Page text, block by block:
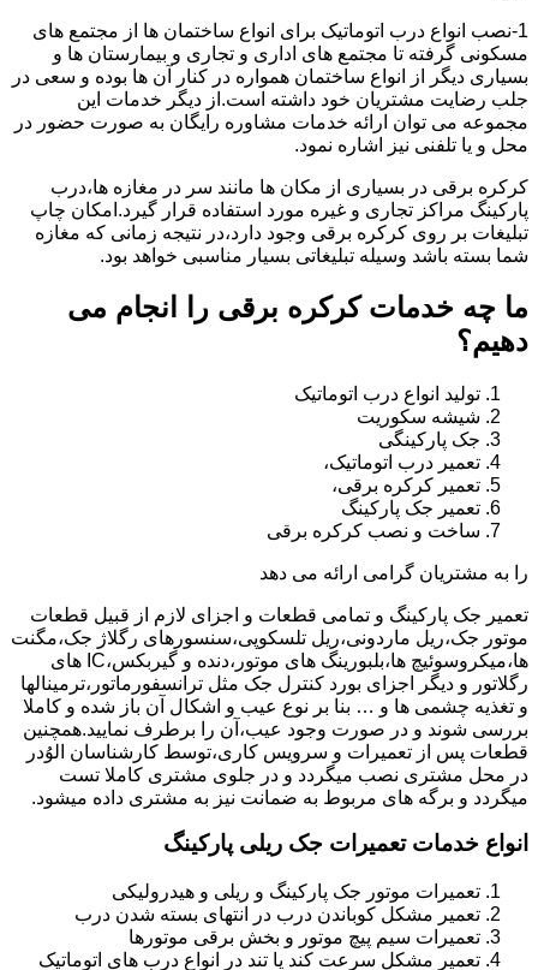
1-نصب انواع درب اتوماتیک برای انواع ساختمان ها از مجتمع های
مسکونی گرفته تا مجتمع های اداری و تجاری و بیمارستان ها و
بسیاری دیگر از انواع ساختمان همواره در کنار آن ها بوده و سعی در
جلب رضایت مشتریان خود داشته است.از دیگر خدمات این
مجموعه می توان ارائه خدمات مشاوره رایگان به صورت حضور در
محل و یا تلفنی نیز اشاره نمود.
کرکره برقی در بسیاری از مکان ها مانند سر در مغازه ها،درب
پارکینگ مراکز تجاری و غیره مورد استفاده قرار گیرد.امکان چاپ
تبلیغات بر روی کرکره برقی وجود دارد،در نتیجه زمانی که مغازه
شما بسته باشد وسیله تبلیغاتی بسیار مناسبی خواهد بود.
ما چه خدمات کرکره برقی را انجام می
دهیم؟
تولید انواع درب اتوماتیک
شیشه سکوریت
جک پارکینگی
تعمیر درب اتوماتیک،
تعمیر کرکره برقی،
تعمیر جک پارکینگ
ساخت و نصب کرکره برقی
را به مشتریان گرامی ارائه می دهد
تعمیر جک پارکینگ و تمامی قطعات و اجزای لازم از قبیل قطعات
موتور جک،ریل ماردونی،ریل تلسکوپی،سنسورهای رگلاژ جک،مگنت
ها،میکروسوئیچ ها،بلبورینگ های موتور،دنده و گیربکس،IC های
رگلاتور و دیگر اجزای بورد کنترل جک مثل ترانسفورماتور،ترمینالها
و تغذیه چشمی ها و … بنا بر نوع عیب و اشکال آن باز شده و کاملا
بررسی شوند و در صورت وجود عیب،آن را برطرف نمایید.همچنین
قطعات پس از تعمیرات و سرویس کاری،توسط کارشناسان الوُدر
در محل مشتری نصب میگردد و در جلوی مشتری کاملا تست
میگردد و برگه های مربوط به ضمانت نیز به مشتری داده میشود.
انواع خدمات تعمیرات جک ریلی پارکینگ
تعمیرات موتور جک پارکینگ و ریلی و هیدرولیکی
تعمیر مشکل کوباندن درب در انتهای بسته شدن درب
تعمیرات سیم پیچ موتور و بخش برقی موتورها
تعمیر مشکل سرعت کند یا تند در انواع درب های اتوماتیک